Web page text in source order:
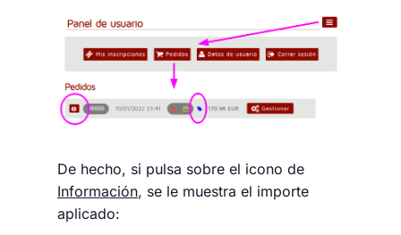
De hecho, si pulsa sobre el icono de
Información, se le muestra el importe
aplicado: